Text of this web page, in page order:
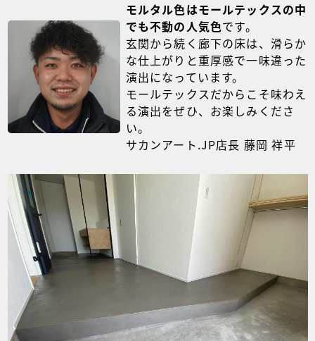
モルタル色はモールテックスの中
でも不動の人気色です。
玄関から続く廊下の床は、滑らか
な仕上がりと重厚感で一味違った
演出になっています。
モールテックスだからこそ味わえ
る演出をぜひ、お楽しみくださ
い。
サカンアート.JP店長 藤岡 祥平